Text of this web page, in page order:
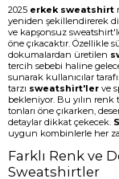
2025 erkek sweatshirt
yeniden şekillendirerek
ve kapşonsuz
öne çıkacaktır. Özellikle
dokumalardan üretilen
tercih sebebi haline
sunarak kullanıcılar
tarzı sweatshirt'ler ve
bekleniyor. Bu yılın
tonları öne çıkarken,
detaylar dikkat çekecek.
uygun kombinlerle her
Farklı Renk ve
Sweatshirtler